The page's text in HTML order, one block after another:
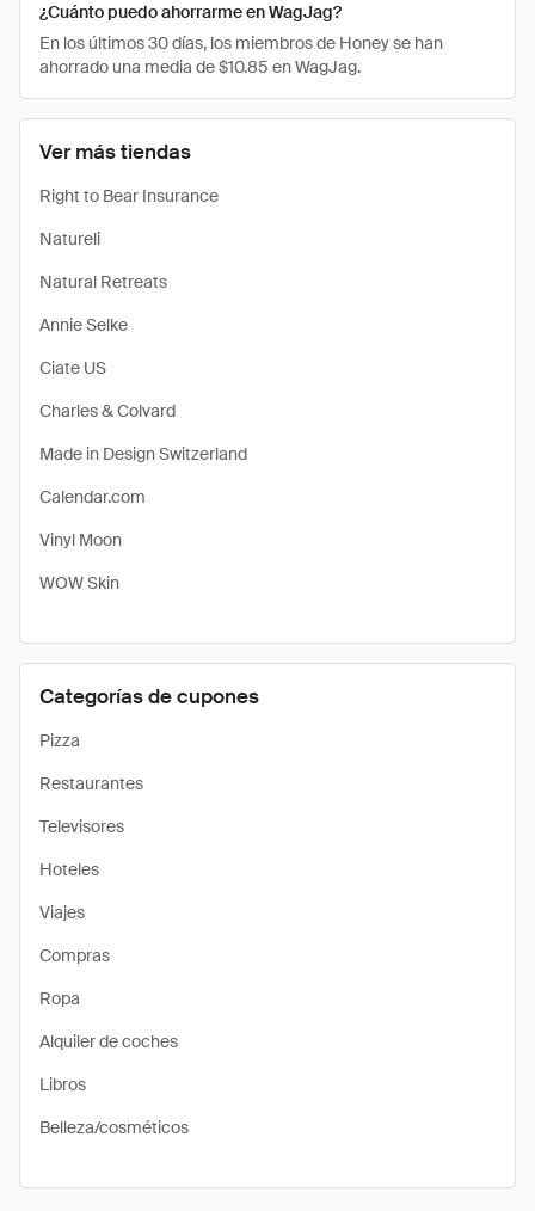
Ver más tiendas
Right to Bear Insurance
Natureli
Natural Retreats
Annie Selke
Ciate US
Charles & Colvard
Made in Design Switzerland
Calendar.com
Vinyl Moon
WOW Skin
Categorías de cupones
Pizza
Restaurantes
Televisores
Hoteles
Viajes
Compras
Ropa
Alquiler de coches
Libros
Belleza/cosméticos
¿Cuánto puedo ahorrarme en WagJag?
En los últimos 30 días, los miembros de Honey se han
ahorrado una media de $10.85 en WagJag.